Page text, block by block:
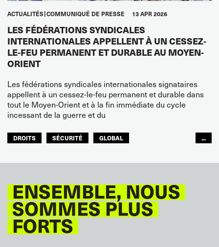
ACTUALITÉS COMMUNIQUÉ DE PRESSE 13 APR 2026
LES FÉDÉRATIONS SYNDICALES
INTERNATIONALES APPELLENT À UN CESSEZ-
LE-FEU PERMANENT ET DURABLE AU MOYEN-
ORIENT
Les fédérations syndicales internationales signataires
appellent à un cessez-le-feu permanent et durable dans
tout le Moyen-Orient et à la fin immédiate du cycle
incessant de la guerre et du
DROITS SÉCURITÉ
GLOBAL
...
ENSEMBLE, NOUS
SOMMES PLUS
FORTS